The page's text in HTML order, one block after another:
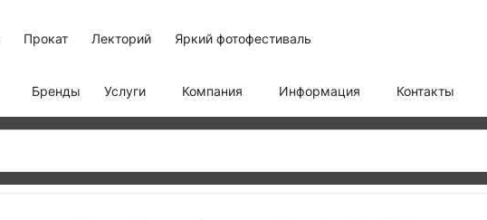
Прокат Лекторий Яркий фотофестиваль
Бренды Услуги Компания Информация Контакты